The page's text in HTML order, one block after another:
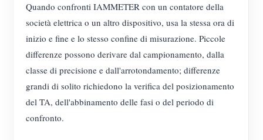
Quando confronti IAMMETER con un contatore della
società elettrica o un altro dispositivo, usa la stessa ora di
inizio e fine e lo stesso confine di misurazione. Piccole
differenze possono derivare dal campionamento, dalla
classe di precisione e dall'arrotondamento; differenze
grandi di solito richiedono la verifica del posizionamento
del TA, dell'abbinamento delle fasi o del periodo di
confronto.